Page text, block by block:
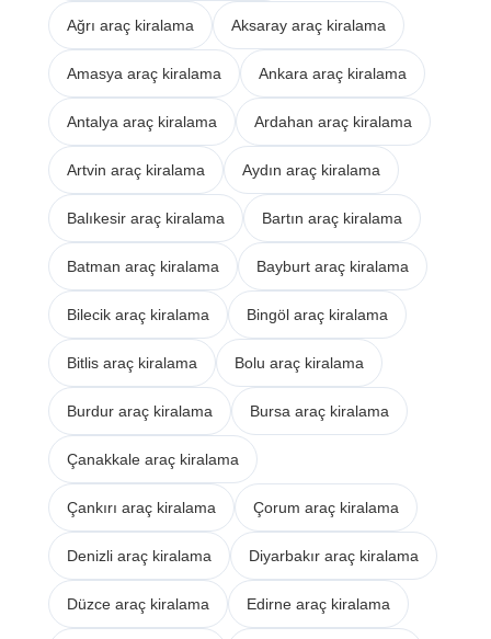
Ağrı araç kiralama Aksaray araç kiralama
Amasya araç kiralama Ankara araç kiralama
Antalya araç kiralama Ardahan araç kiralama
Artvin araç kiralama Aydın araç kiralama
Balıkesir araç kiralama Bartın araç kiralama
Batman araç kiralama Bayburt araç kiralama
Bilecik araç kiralama Bingöl araç kiralama
Bitlis araç kiralama Bolu araç kiralama
Burdur araç kiralama Bursa araç kiralama
Çanakkale araç kiralama
Çankırı araç kiralama Çorum araç kiralama
Denizli araç kiralama Diyarbakır araç kiralama
Düzce araç kiralama Edirne araç kiralama